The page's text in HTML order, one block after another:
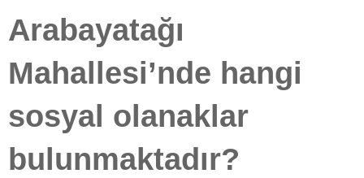
Arabayatağı
Mahallesi’nde hangi
sosyal olanaklar
bulunmaktadır?